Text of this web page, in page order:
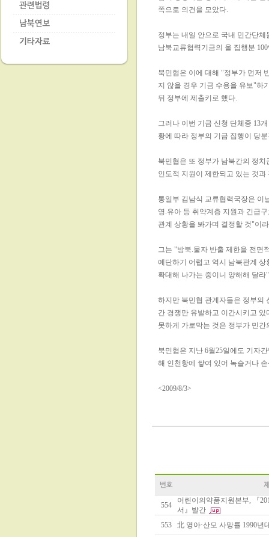
쪽으로 의견을 모았다.
정부는 내일 안으로 국내 민간단
남북교류협력기금의 올 집행분
북민협은 이에 대해 "정부가 먼저
지 않을 경우 기금 수용을 유보"하
뒤 정부에 제출키로 했다.
그러나 이번 기금 신청 단체중 13
황에 따라 정부의 기금 집행이 당
북민협은 또 정부가 남북간의 정
인도적 지원이 제한되고 있는 것
통일부 김남식 교류협력국장은 이
영.유아 등 취약계층 지원과 긴급
관계 상황을 봐가며 결정할 것"이
그는 "방북.물자 반출 제한을 전면
예단하기 어렵고 역시 남북관계
확대해 나가는 중이니 양해해 달라
하지만 북민협 관계자들은 정부의
간 경쟁만 유발하고 이간시키고
못하게 가로막는 것은 정부가 민
북민협은 지난 6월25일에도 기자
해 인천항에 쌓여 있어 녹슬거나
<2009/8/3>
554
어린이의약품지원본부, 『
서』발간
553
北 영아·산모 사망률 1990년